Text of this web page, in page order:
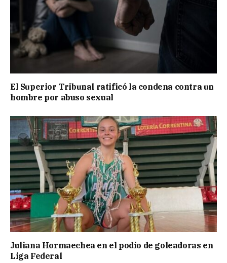
El Superior Tribunal ratificó la condena contra un
hombre por abuso sexual
Juliana Hormaechea en el podio de goleadoras en
Liga Federal